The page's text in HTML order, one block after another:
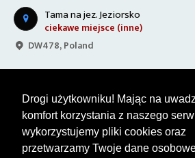
Drogi użytkowniku! Mając na
komfort korzystania z naszego
wykorzystujemy pliki cookies oraz
przetwarzamy Twoje dane
Tama na jez. Jeziorsko
ciekawe miejsce (inne)
DW478, Poland
Warto zobaczyć Serwisy
Bary Zakwaterowanie Tory Zloty
Targi Giełdy Szkolenia